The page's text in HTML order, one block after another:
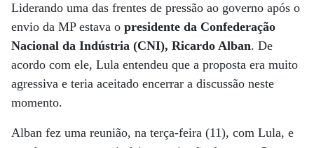
Liderando uma das frentes de pressão ao governo após o
envio da MP estava o presidente da Confederação
Nacional da Indústria (CNI), Ricardo Alban. De
acordo com ele, Lula entendeu que a proposta era muito
agressiva e teria aceitado encerrar a discussão neste
momento.
Alban fez uma reunião, na terça-feira (11), com Lula, e